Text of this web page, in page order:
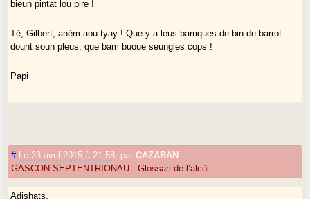
bieun pintat lou pire !
Té, Gilbert, aném aou tyay ! Que y a leus barriques de bin de barrot
dount soun pleus, que bam buoue seungles cops !
Papi
# Le 23 avril 2015 à 21:58 parCAZABAN
GASCON SEPTENTRIONAU - Glossari de l’alcòl
Adishats,